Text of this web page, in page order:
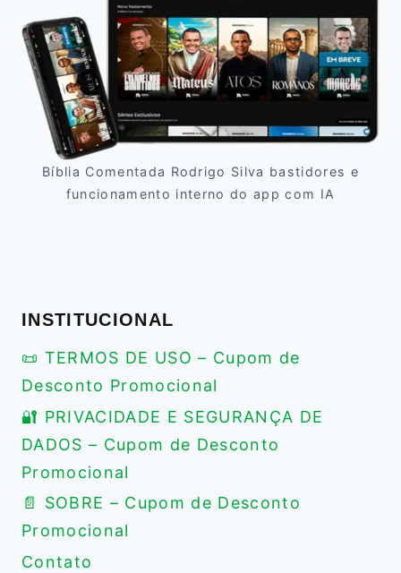
Bíblia Comentada Rodrigo Silva bastidores e
funcionamento interno do app com IA
INSTITUCIONAL
📜 TERMOS DE USO – Cupom de
Desconto Promocional
🔐 PRIVACIDADE E SEGURANÇA DE
DADOS – Cupom de Desconto
Promocional
📄 SOBRE – Cupom de Desconto
Promocional
Contato